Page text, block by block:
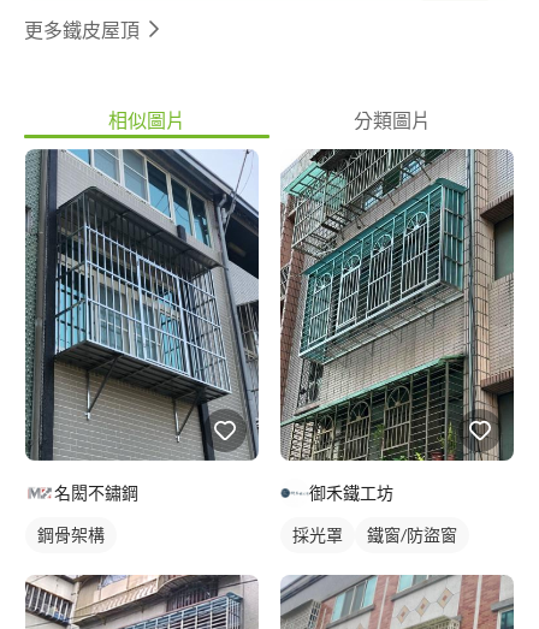
更多鐵皮屋頂
相似圖片 分類圖片
名閎不鏽鋼
鋼骨架構
御禾鐵工坊
採光罩 鐵窗/防盜窗